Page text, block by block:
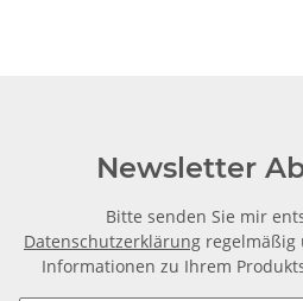
Newsletter
Bitte senden Sie mir
Datenschutzerklärung
Informationen zu Ihrem